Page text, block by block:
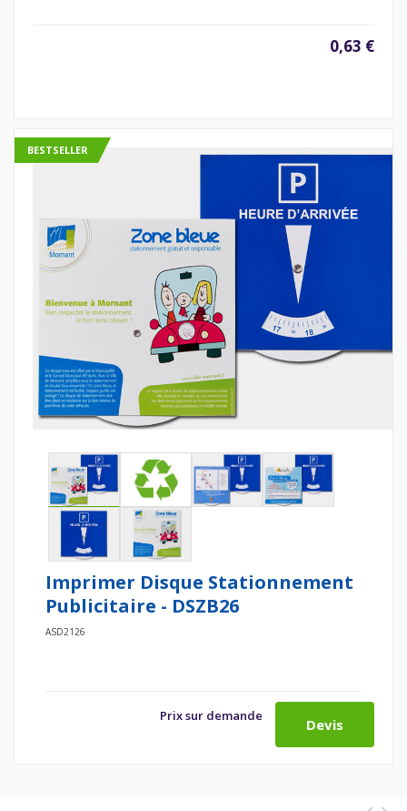
0,63 €
BESTSELLER
Imprimer Disque Stationnement
Publicitaire - DSZB26
ASD2126
Prix sur demande Devis